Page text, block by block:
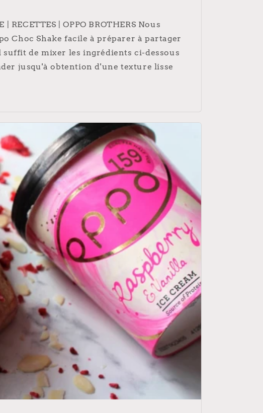
| RECETTES | OPPO BROTHERS Nous
Choc Shake facile à préparer à partager
suffit de mixer les ingrédients ci-dessous
jusqu'à obtention d'une texture lisse